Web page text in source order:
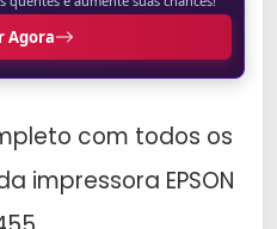
Agora
com todos os
impressora EPSON